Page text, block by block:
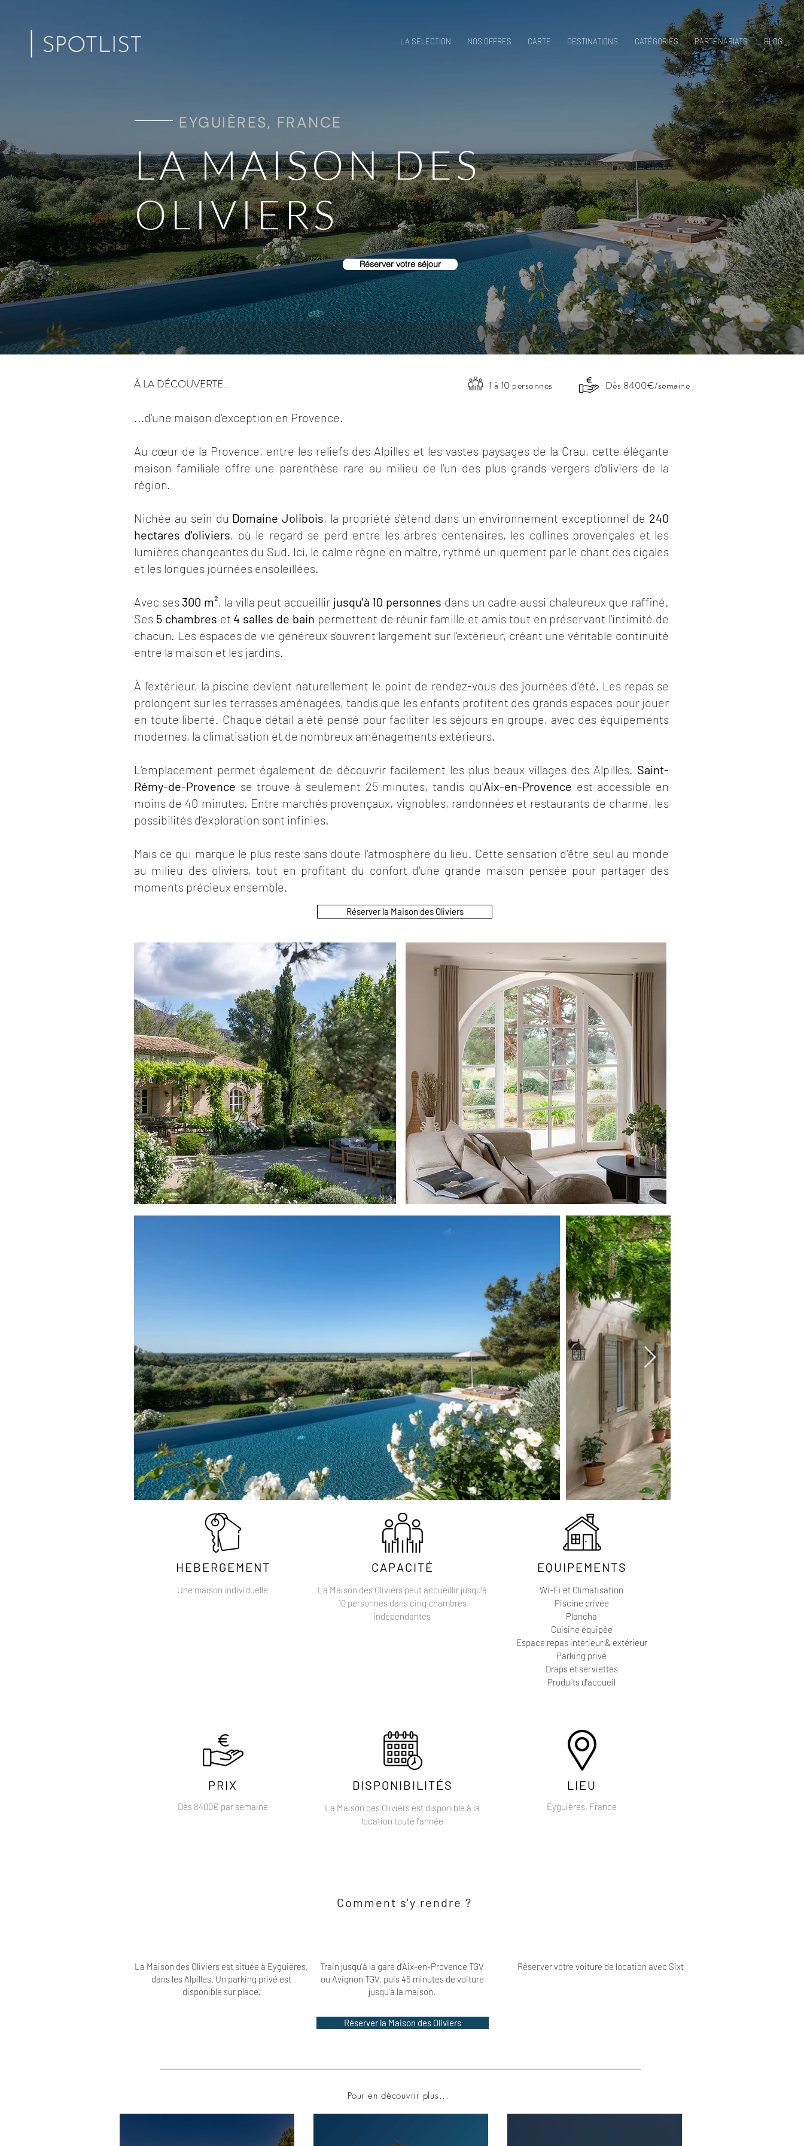
LA SÉLÉCTION NOS OFFRES CARTE DESTINATIONS CATÉGORIES PARTENARIATS BLOG
EYGUIÈRES, FRANCE
LA MAISON DES
OLIVIERS
Réserver votre séjour
À LA DÉCOUVERTE... 1 à 10 personnes Dès 8400€/semaine
...d'une maison d'exception en Provence.
Au cœur de la Provence, entre les reliefs des Alpilles et les vastes paysages de la Crau, cette élégante
maison familiale offre une parenthèse rare au milieu de l'un des plus grands vergers d'oliviers de la
région.
Nichée au sein du Domaine Jolibois, la propriété s'étend dans un environnement exceptionnel de 240
hectares d'oliviers, où le regard se perd entre les arbres centenaires, les collines provençales et les
lumières changeantes du Sud. Ici, le calme règne en maître, rythmé uniquement par le chant des cigales
et les longues journées ensoleillées.
Avec ses 300 m², la villa peut accueillir jusqu'à 10 personnes dans un cadre aussi chaleureux que raffiné.
Ses 5 chambres et 4 salles de bain permettent de réunir famille et amis tout en préservant l'intimité de
chacun. Les espaces de vie généreux s'ouvrent largement sur l'extérieur, créant une véritable continuité
entre la maison et les jardins.
À l'extérieur, la piscine devient naturellement le point de rendez-vous des journées d'été. Les repas se
prolongent sur les terrasses aménagées, tandis que les enfants profitent des grands espaces pour jouer
en toute liberté. Chaque détail a été pensé pour faciliter les séjours en groupe, avec des équipements
modernes, la climatisation et de nombreux aménagements extérieurs.
L'emplacement permet également de découvrir facilement les plus beaux villages des Alpilles. Saint-
Rémy-de-Provence se trouve à seulement 25 minutes, tandis qu'Aix-en-Provence est accessible en
moins de 40 minutes. Entre marchés provençaux, vignobles, randonnées et restaurants de charme, les
possibilités d'exploration sont infinies.
Mais ce qui marque le plus reste sans doute l'atmosphère du lieu. Cette sensation d'être seul au monde
au milieu des oliviers, tout en profitant du confort d'une grande maison pensée pour partager des
moments précieux ensemble.
Réserver la Maison des Oliviers
HEBERGEMENT
Une maison individuelle
PRIX
Dès 8400€ par semaine
CAPACITÉ
La Maison des Oliviers peut accueillir jusqu'à
10 personnes dans cinq chambres
indépendantes
DISPONIBILITÉS
La Maison des Oliviers est disponible à la
location toute l'année
EQUIPEMENTS
Wi-Fi et Climatisation
Piscine privée
Plancha
Cuisine équipée
Espace repas intérieur & extérieur
Parking privé
Draps et serviettes
Produits d'accueil
LIEU
Eyguières, France
Comment s'y rendre ?
Réserver la Maison des Oliviers
La Maison des Oliviers est située à Eyguières,
dans les Alpilles. Un parking privé est
disponible sur place.
Train jusqu'à la gare d'Aix-en-Provence TGV
ou Avignon TGV, puis 45 minutes de voiture
jusqu'à la maison.
Réserver votre voiture de location avec Sixt
Pour en découvrir plus...